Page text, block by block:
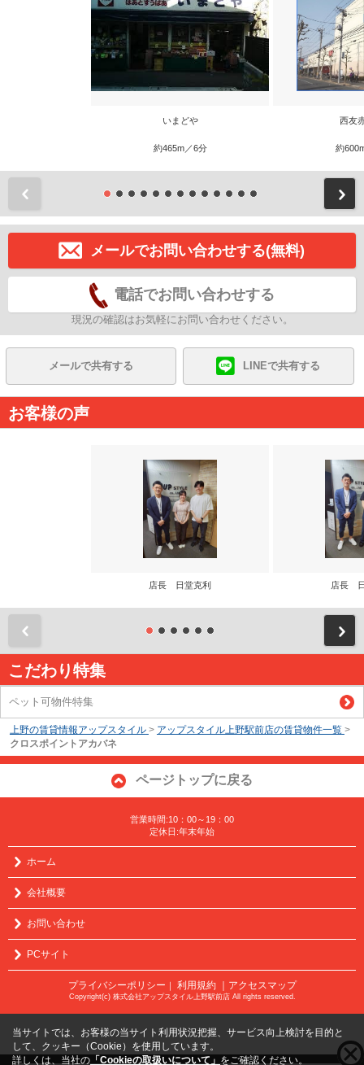
いまどや
約465m／6分
西友
約
メールでお問い合わせする(無料)
電話でお問い合わせする
現況の確認はお気軽にお問い合わせください。
メールで共有する LINEで共有する
お客様の声
店長 日堂克利 店長
こだわり特集
ペット可物件特集
上野の賃貸情報アップスタイル > アップスタイル上野駅前店の賃貸物件一覧 >
クロスポイントアカバネ
ページトップに戻る
営業時間:10：00～19：00
定休日:年末年始
ホーム
会社概要
お問い合わせ
PCサイト
プライバシーポリシー 利用規約 ｜アクセスマップ
Copyright(c) 株式会社アップスタイル上野駅前店 All rights reserved.
当サイトでは、お客様の当サイト利用状況把握、サービス向上検討を目的と
して、クッキー（Cookie）を使用しています。
詳しくは、当社の 「Cookieの取扱いについて」 をご確認ください。